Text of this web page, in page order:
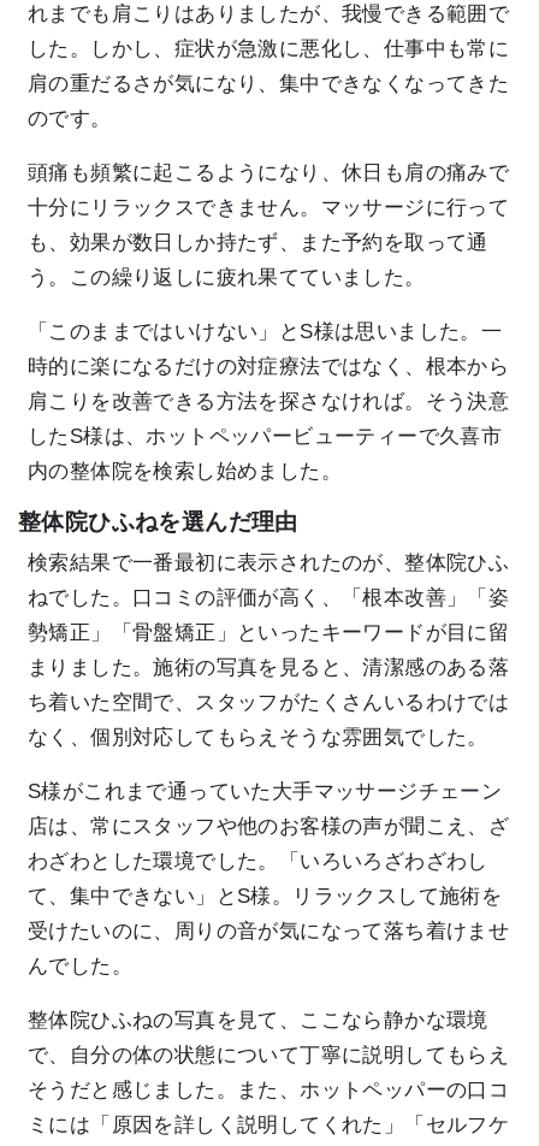
れまでも肩こりはありましたが、我慢できる範囲で
した。しかし、症状が急激に悪化し、仕事中も常に
肩の重だるさが気になり、集中できなくなってきた
のです。
頭痛も頻繁に起こるようになり、休日も肩の痛みで
十分にリラックスできません。マッサージに行って
も、効果が数日しか持たず、また予約を取って通
う。この繰り返しに疲れ果てていました。
「このままではいけない」とS様は思いました。一
時的に楽になるだけの対症療法ではなく、根本から
肩こりを改善できる方法を探さなければ。そう決意
したS様は、ホットペッパービューティーで久喜市
内の整体院を検索し始めました。
整体院ひふねを選んだ理由
検索結果で一番最初に表示されたのが、整体院ひふ
ねでした。口コミの評価が高く、「根本改善」「姿
勢矯正」「骨盤矯正」といったキーワードが目に留
まりました。施術の写真を見ると、清潔感のある落
ち着いた空間で、スタッフがたくさんいるわけでは
なく、個別対応してもらえそうな雰囲気でした。
S様がこれまで通っていた大手マッサージチェーン
店は、常にスタッフや他のお客様の声が聞こえ、ざ
わざわとした環境でした。「いろいろざわざわし
て、集中できない」とS様。リラックスして施術を
受けたいのに、周りの音が気になって落ち着けませ
んでした。
整体院ひふねの写真を見て、ここなら静かな環境
で、自分の体の状態について丁寧に説明してもらえ
そうだと感じました。また、ホットペッパーの口コ
ミには「原因を詳しく説明してくれた」「セルフケ